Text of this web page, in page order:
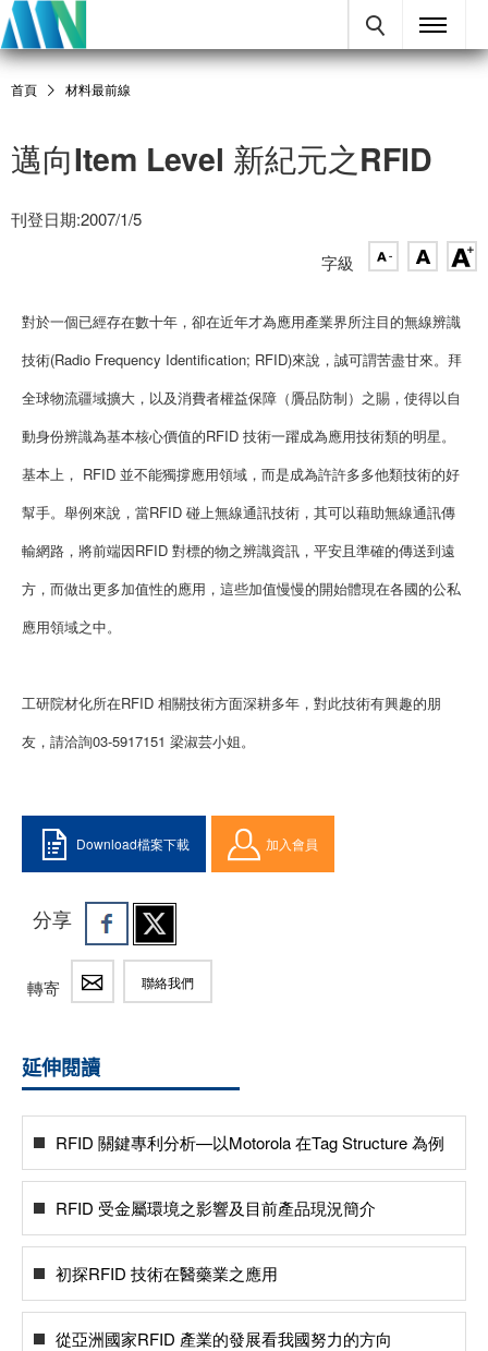
首頁 材料最前線
邁向Item Level 新紀元之RFID
刊登日期:2007/1/5
字級
對於一個已經存在數十年，卻在近年才為應用產業界所注目的無線辨識
技術(Radio Frequency Identification; RFID)來說，誠可謂苦盡甘來。拜
全球物流疆域擴大，以及消費者權益保障（贗品防制）之賜，使得以自
動身份辨識為基本核心價值的RFID 技術一躍成為應用技術類的明星。
基本上， RFID 並不能獨撐應用領域，而是成為許許多多他類技術的好
幫手。舉例來說，當RFID 碰上無線通訊技術，其可以藉助無線通訊傳
輸網路，將前端因RFID 對標的物之辨識資訊，平安且準確的傳送到遠
方，而做出更多加值性的應用，這些加值慢慢的開始體現在各國的公私
應用領域之中。
工研院材化所在RFID 相關技術方面深耕多年，對此技術有興趣的朋
友，請洽詢03-5917151 梁淑芸小姐。
Download檔案下載 加入會員
分享
轉寄 聯絡我們
延伸閱讀
RFID 關鍵專利分析—以Motorola 在Tag Structure 為例
RFID 受金屬環境之影響及目前產品現況簡介
初探RFID 技術在醫藥業之應用
從亞洲國家RFID 產業的發展看我國努力的方向